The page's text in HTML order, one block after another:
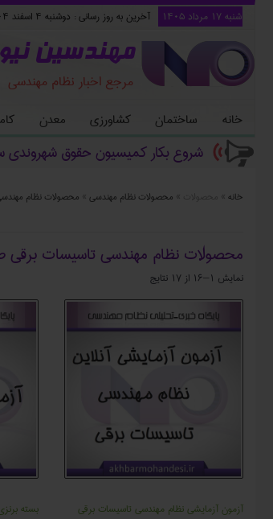
شنبه ۱۷ مرداد ۱۴۰۵ آخرین به روز رسانی : دوشنبه ۴ اسفند ۱۴۰۴
مهندسین
مرجع اخبار نظام مهندسی
خانه ساختمان کشاورزی معدن
شروع بکار کمیسیون حقوق شهروندی
خانه محصولات نظام مهندسی محصولات نظام
محصولات نظام مهندسی تاسیسات
نمایش 1–16 از 17 نتایج
آزمون آزمایشی نظام مهندسی تاسیسات برقی
بسته